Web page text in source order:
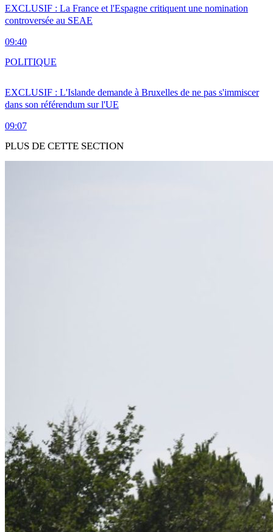
EXCLUSIF : La France et l'Espagne critiquent une nomination
controversée au SEAE
09:40
EXCLUSIF : L'Islande demande à Bruxelles de ne pas s'immiscer
dans son référendum sur l'UE
09:07
POLITIQUE
PLUS DE CETTE SECTION